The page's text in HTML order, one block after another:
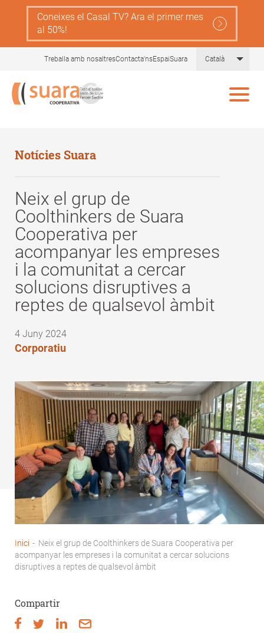
content
Coneixes el Casal TV? Ara el primer mes
al 50%!
Treballa amb nosaltresContacta'nsEspaiSuara Català List
Notícies Suara
Neix el grup de
Coolthinkers de Suara
Cooperativa per
acompanyar les empreses
i la comunitat a cercar
solucions disruptives a
reptes de qualsevol àmbit
4 Juny 2024
Corporatiu
Fil
d'Ariadna
Inici - Neix el grup de Coolthinkers de Suara Cooperativa per
acompanyar les empreses i la comunitat a cercar solucions
disruptives a reptes de qualsevol àmbit
Compartir